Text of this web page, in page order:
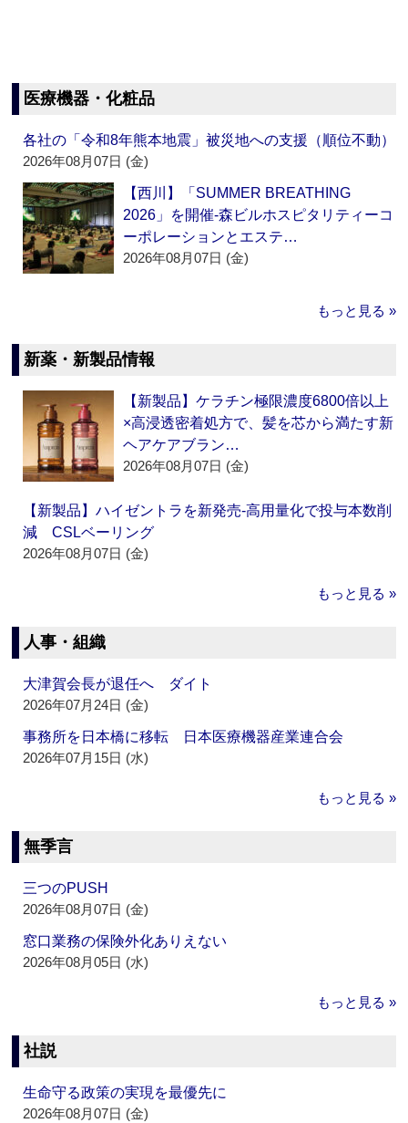
医療機器・化粧品
各社の「令和8年熊本地震」被災地への支援（順位不動）
2026年08月07日 (金)
【西川】「SUMMER BREATHING
2026」を開催‐森ビルホスピタリティーコ
ーポレーションとエステ…
2026年08月07日 (金)
もっと見る »
新薬・新製品情報
【新製品】ケラチン極限濃度6800倍以上
×高浸透密着処方で、髪を芯から満たす新
ヘアケアブラン…
2026年08月07日 (金)
【新製品】ハイゼントラを新発売‐高用量化で投与本数削
減 CSLベーリング
2026年08月07日 (金)
もっと見る »
人事・組織
大津賀会長が退任へ ダイト
2026年07月24日 (金)
事務所を日本橋に移転 日本医療機器産業連合会
2026年07月15日 (水)
もっと見る »
無季言
三つのPUSH
2026年08月07日 (金)
窓口業務の保険外化ありえない
2026年08月05日 (水)
もっと見る »
社説
生命守る政策の実現を最優先に
2026年08月07日 (金)